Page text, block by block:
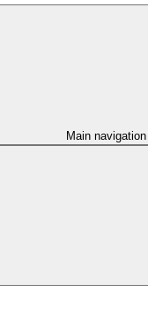
Main navigation